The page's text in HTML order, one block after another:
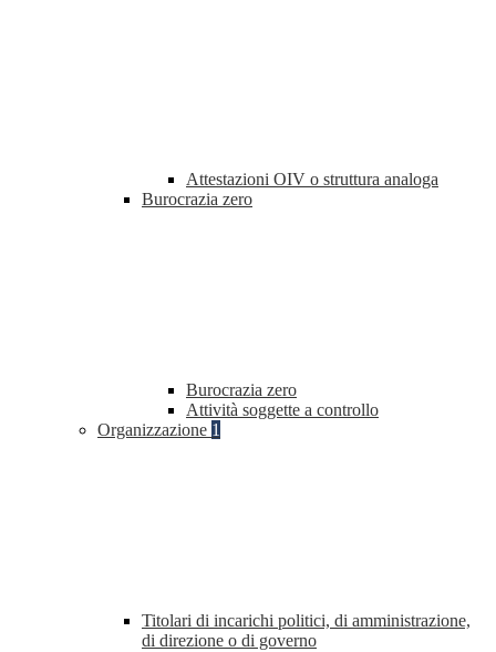
Attestazioni OIV o struttura analoga
Burocrazia zero
Burocrazia zero
Attività soggette a controllo
Organizzazione 1
Titolari di incarichi politici, di amministrazione,
di direzione o di governo